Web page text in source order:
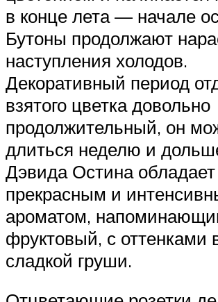
в конце лета — начале
Бутоны продолжают
наступления холодов.
Декоративный период
взятого цветка довольно
продолжительный, он
длиться неделю и
Дэвида Остина обладает
прекрасным и
ароматом,
фруктовый, с оттенками
сладкой груши.